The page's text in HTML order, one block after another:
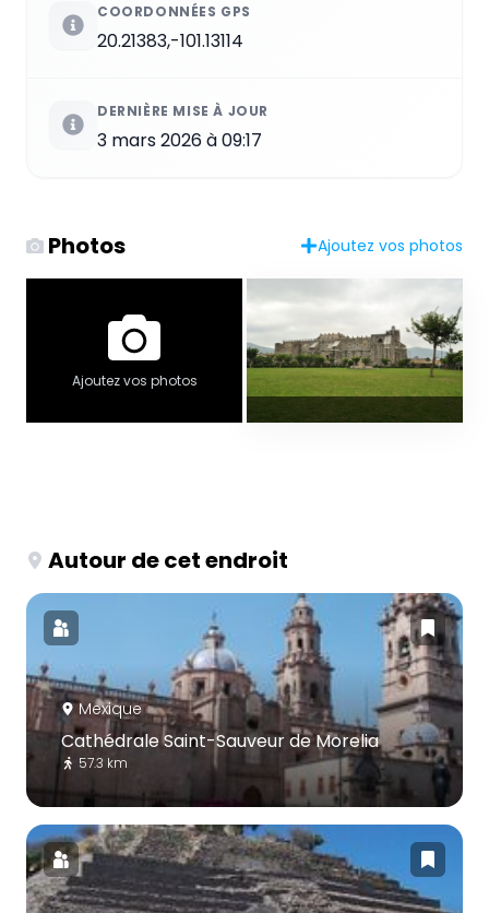
COORDONNÉES GPS
20.21383,-101.13114
DERNIÈRE MISE À JOUR
3 mars 2026 à 09:17
Photos Ajoutez vos photos
Ajoutez vos photos
Autour de cet endroit
Mexique
Cathédrale Saint-Sauveur de Morelia
57.3 km